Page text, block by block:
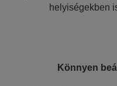
helyiségekben
Könnyen